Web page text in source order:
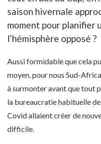
saison hivernale
moment pour planifier
l’hémisphère opposé ?
Aussi formidable que cela
moyen, pour nous Sud-
à surmonter avant que tout
la bureaucratie habituelle
Covid allaient créer de
difficile.